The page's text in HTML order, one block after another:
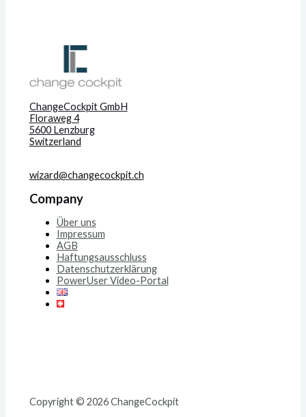
ChangeCockpit GmbH
Floraweg 4
5600 Lenzburg
Switzerland
wizard@changecockpit.ch
Company
Über uns
Impressum
AGB
Haftungsausschluss
Datenschutzerklärung
PowerUser Video-Portal
Copyright © 2026 ChangeCockpit